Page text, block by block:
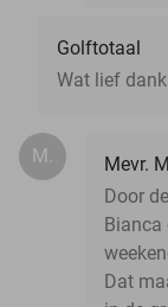
Golftotaal
Wat lief
M.
Mevr.
Door
Bianca
Dat